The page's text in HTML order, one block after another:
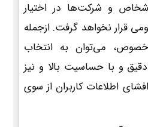
و شرکت‌ها در اختیار
قرار نخواهد گرفت. ازجمله
خصوص، می‌توان به انتخاب
و با حساسیت بالا و نیز
اطلاعات کاربران از سوی